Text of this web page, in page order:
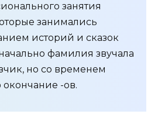
занятия
занимались
историй и сказок
фамилия звучала
но со временем
-ов.